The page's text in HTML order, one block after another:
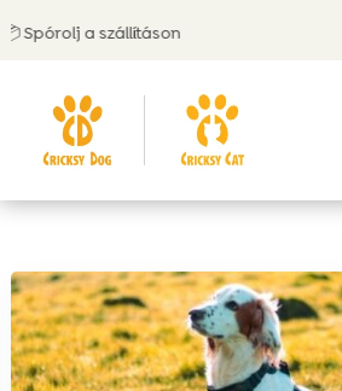
a szállításon